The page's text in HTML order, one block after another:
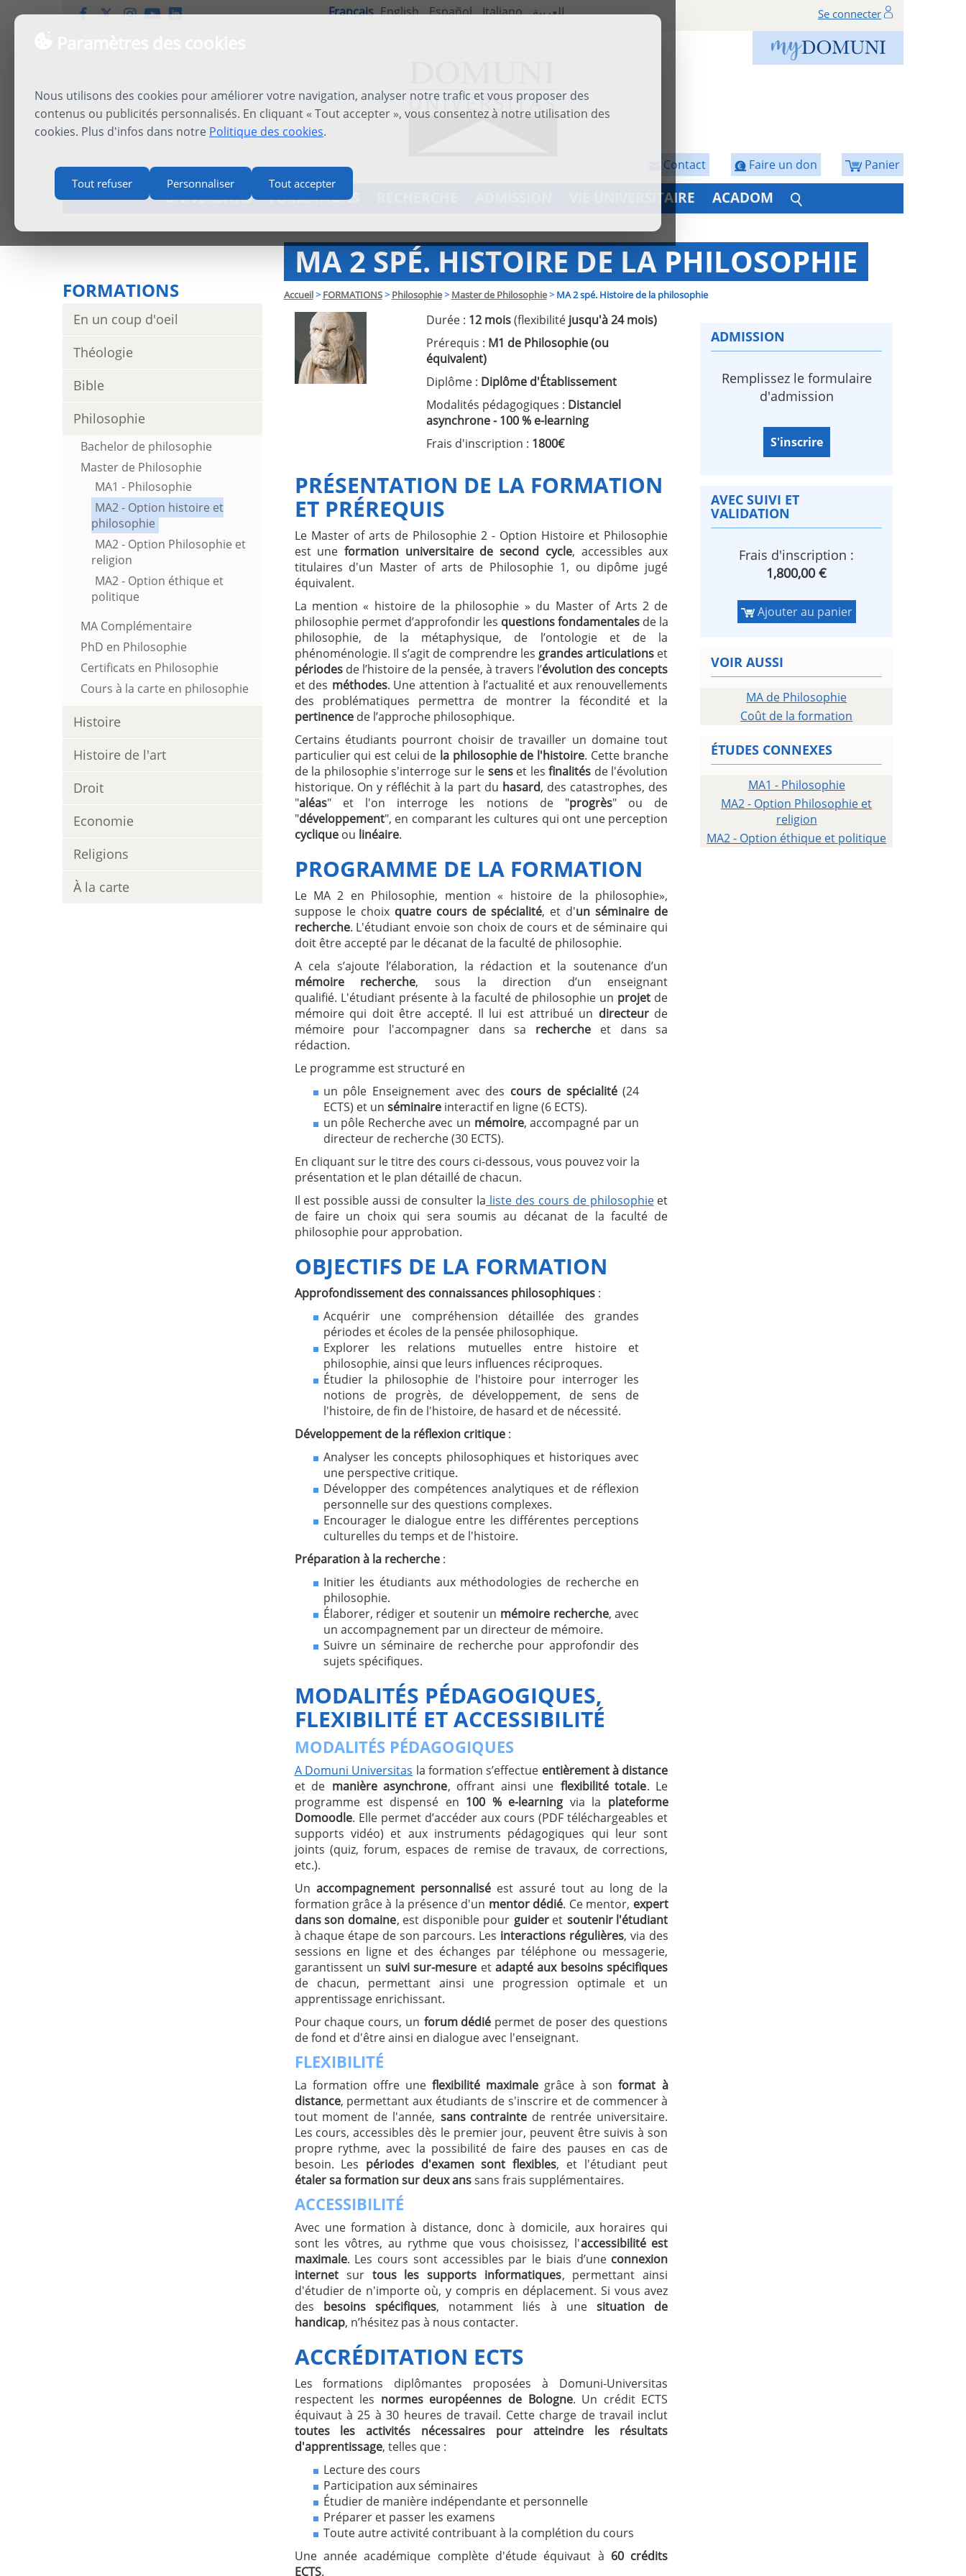
Nous utilisons des cookies pour améliorer votre navigation, analyser notre trafic et vous proposer des
contenus ou publicités personnalisés. En cliquant « Tout accepter », vous consentez à notre utilisation des
cookies. Plus d'infos dans notre Politique des cookies.
Tout refuser Personnaliser Tout accepter
Français English Español Italiano العربية Se connecter
Panier
Faire un don
Contact
UNIVERSITAS FORMATIONS VIE UNIVERSITAIRE ACADOM
FORMATIONS
En un coup d'oeil
Théologie
Bible
Philosophie
Bachelor de philosophie
Master de Philosophie
MA1 - Philosophie
MA2 - Option histoire et
philosophie
MA2 - Option Philosophie et
religion
MA2 - Option éthique et
politique
MA Complémentaire
PhD en Philosophie
Certificats en Philosophie
Cours à la carte en philosophie
Histoire
Histoire de l'art
Droit
Economie
Religions
À la carte
MA 2 SPÉ. HISTOIRE DE LA PHILOSOPHIE
Accueil> FORMATIONS> Philosophie> Master de Philosophie> MA 2 spé. Histoire de la philosophie
Durée : 12 mois(flexibilité jusqu'à 24 mois)
Prérequis : M1 de Philosophie (ou
équivalent)
Diplôme : Diplôme d'Établissement
Modalités pédagogiques : Distanciel
asynchrone - 100 % e-learning
Frais d'inscription : 1800€
PRÉSENTATION DE LA FORMATION
ET PRÉREQUIS
Le Master of arts de Philosophie 2 - Option Histoire et Philosophie
est une formation universitaire de second cycle, accessibles aux
titulaires d'un Master of arts de Philosophie 1, ou dipôme jugé
équivalent.
La mention « histoire de la philosophie » du Master of Arts 2 de
philosophie permet d’approfondir les questions fondamentalesde la
philosophie, de la métaphysique, de l’ontologie et de la
phénoménologie. Il s’agit de comprendre les grandes articulations et
périodesde l’histoire de la pensée, à travers l’évolution des concepts
et des méthodes. Une attention à l’actualité et aux renouvellements
des problématiques permettra de montrer la fécondité et la
pertinencede l’approche philosophique.
Certains étudiants pourront choisir de travailler un domaine tout
particulier qui est celui de la philosophie de l'histoire. Cette branche
de la philosophie s'interroge sur le senset lesfinalités de l'évolution
historique. On y réfléchit à la part du hasard, des catastrophes, des
"aléas" et l'on interroge les notions de "progrès" ou de
"développement", en comparant les cultures qui ont une perception
cycliqueou linéaire.
PROGRAMME DE LA FORMATION
Le MA 2 en Philosophie, mention « histoire de la philosophie»,
suppose le choix quatre cours de spécialité, et d'un séminaire de
recherche. L'étudiant envoie son choix de cours et de séminaire qui
doit être accepté par le décanat de la faculté de philosophie.
A cela s’ajoute l’élaboration, la rédaction et la soutenance d’un
mémoire recherche, sous la direction d’un enseignant
qualifié. L'étudiant présente à la faculté de philosophie un projet de
mémoire qui doit être accepté. Il lui est attribué un directeurde
mémoire pour l'accompagner dans sa recherche et dans sa
rédaction.
Le programme est structuré en
un pôle Enseignement avec des cours de spécialité(24
ECTS) et un séminaireinteractif en ligne (6 ECTS).
un pôle Recherche avec un mémoire, accompagné par un
directeur de recherche (30 ECTS).
En cliquant sur le titre des cours ci-dessous, vous pouvez voir la
présentation et le plan détaillé de chacun.
Il est possible aussi de consulter la liste des cours de philosophieet
de faire un choix qui sera soumis au décanat de la faculté de
philosophie pour approbation.
OBJECTIFS DE LA FORMATION
Approfondissement des connaissances philosophiques:
Acquérir une compréhension détaillée des grandes
périodes et écoles de la pensée philosophique.
Explorer les relations mutuelles entre histoire et
philosophie, ainsi que leurs influences réciproques.
Étudier la philosophie de l'histoire pour interroger les
notions de progrès, de développement, de sens de
l'histoire, de fin de l'histoire, de hasard et de nécessité.
Développement de la réflexion critique:
Analyser les concepts philosophiques et historiques avec
une perspective critique.
Développer des compétences analytiques et de réflexion
personnelle sur des questions complexes.
Encourager le dialogue entre les différentes perceptions
culturelles du temps et de l'histoire.
Préparation à la recherche:
Initier les étudiants aux méthodologies de recherche en
philosophie.
Élaborer, rédiger et soutenir un mémoire recherche, avec
un accompagnement par un directeur de mémoire.
Suivre un séminaire de recherche pour approfondir des
sujets spécifiques.
MODALITÉS PÉDAGOGIQUES,
FLEXIBILITÉ ET ACCESSIBILITÉ
MODALITÉS PÉDAGOGIQUES
A Domuni Universitas la formation s’effectue entièrement à distance
et de manière asynchrone, offrant ainsi une flexibilité totale. Le
programme est dispensé en 100 % e-learning via la plateforme
Domoodle. Elle permet d’accéder aux cours (PDF téléchargeables et
supports vidéo) et aux instruments pédagogiques qui leur sont
joints (quiz, forum, espaces de remise de travaux, de corrections,
etc.).
Un accompagnement personnaliséest assuré tout au long de la
formation grâce à la présence d'un mentor dédié. Ce mentor, expert
dans son domaine, est disponible pour guideret soutenir l'étudiant
à chaque étape de son parcours. Les interactions régulières, via des
sessions en ligne et des échanges par téléphone ou messagerie,
garantissent un suivi sur-mesure etadapté aux besoins spécifiques
de chacun, permettant ainsi une progression optimale et un
apprentissage enrichissant.
Pour chaque cours, un forum dédié permet de poser des questions
de fond et d'être ainsi en dialogue avec l'enseignant.
FLEXIBILITÉ
La formation offre une flexibilité maximale grâce à sonformat à
distance, permettant aux étudiants de s'inscrire et de commencer à
tout moment de l'année, sans contrainte de rentrée universitaire.
Les cours, accessibles dès le premier jour, peuvent être suivis à son
propre rythme, avec la possibilité de faire des pauses en cas de
besoin. Les périodes d'examen sont flexibles, et l'étudiant peut
étaler sa formation sur deux anssans frais supplémentaires.
ACCESSIBILITÉ
Avec une formation à distance, donc à domicile, aux horaires qui
sont les vôtres, au rythme que vous choisissez, l'accessibilité est
maximale. Les cours sont accessibles par le biais d’une connexion
internet sur tous les supports informatiques, permettant ainsi
d'étudier de n'importe où, y compris en déplacement. Si vous avez
des besoins spécifiques, notamment liés à unesituation de
handicap, n’hésitez pas à nous contacter.
ACCRÉDITATION ECTS
Les formations diplômantes proposées à Domuni-Universitas
respectent les normes européennes de Bologne. Un crédit ECTS
équivaut à 25 à 30 heures de travail. Cette charge de travail inclut
toutes les activités nécessaires pour atteindre les résultats
d'apprentissage, telles que :
Lecture des cours
Participation aux séminaires
Étudier de manière indépendante et personnelle
Préparer et passer les examens
Toute autre activité contribuant à la complétion du cours
Une année académique complète d'étude équivaut à 60 crédits
ECTS.
ADMISSION
Remplissez le formulaire
d'admission
S'inscrire
AVEC SUIVI ET
VALIDATION
Frais d'inscription :
1,800,00 €
Ajouter au panier
VOIR AUSSI
MA de Philosophie
Coût de la formation
ÉTUDES CONNEXES
MA1 - Philosophie
MA2 - Option Philosophie et
religion
MA2 - Option éthique et politique